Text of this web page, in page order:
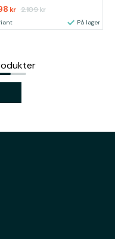
kr 2.109kr
På lager